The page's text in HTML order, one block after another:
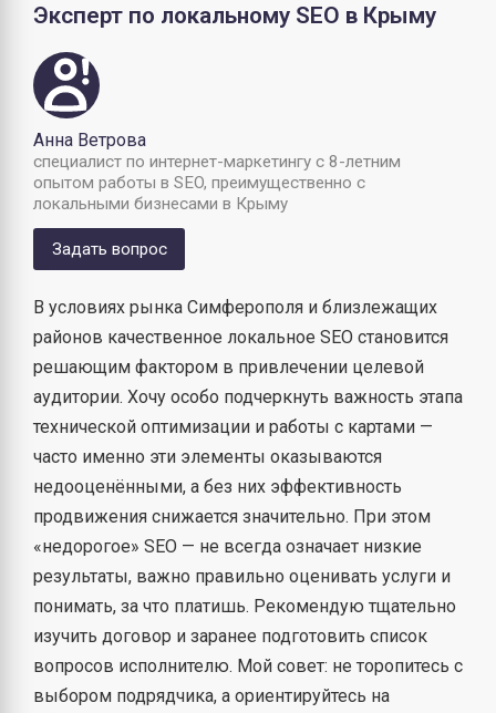
Эксперт по локальному SEO в Крыму
Анна Ветрова
специалист по интернет-маркетингу с 8-летним
опытом работы в SEO, преимущественно с
локальными бизнесами в Крыму
Задать вопрос
В условиях рынка Симферополя и близлежащих
районов качественное локальное SEO становится
решающим фактором в привлечении целевой
аудитории. Хочу особо подчеркнуть важность этапа
технической оптимизации и работы с картами —
часто именно эти элементы оказываются
недооценёнными, а без них эффективность
продвижения снижается значительно. При этом
«недорогое» SEO — не всегда означает низкие
результаты, важно правильно оценивать услуги и
понимать, за что платишь. Рекомендую тщательно
изучить договор и заранее подготовить список
вопросов исполнителю. Мой совет: не торопитесь с
выбором подрядчика, а ориентируйтесь на